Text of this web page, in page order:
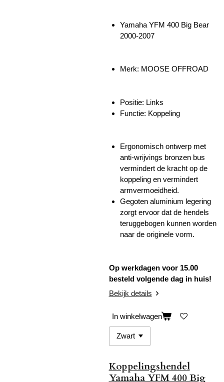
Yamaha YFM 400 Big Bear
2000-2007
Merk: MOOSE OFFROAD
Positie: Links
Functie: Koppeling
Ergonomisch ontwerp met
anti-wrijvings bronzen bus
vermindert de kracht op de
koppeling en vermindert
armvermoeidheid.
Gegoten aluminium legering
zorgt ervoor dat de hendels
teruggebogen kunnen worden
naar de originele vorm.
Op werkdagen voor 15.00
besteld volgende dag in huis!
Bekijk details
In winkelwagen
Koppelingshendel
Yamaha YFM 400 Big